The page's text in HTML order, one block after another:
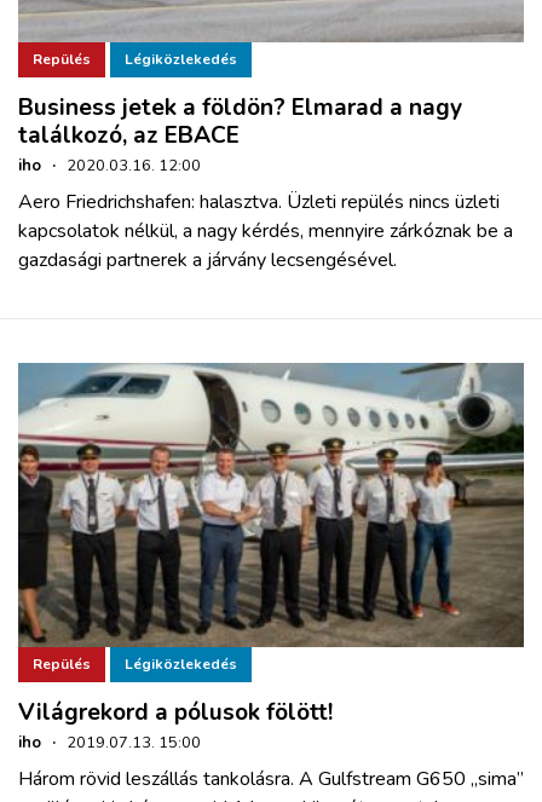
Repülés Légiközlekedés
Business jetek a földön? Elmarad a nagy
találkozó, az EBACE
iho · 2020.03.16. 12:00
Aero Friedrichshafen: halasztva. Üzleti repülés nincs üzleti
kapcsolatok nélkül, a nagy kérdés, mennyire zárkóznak be a
gazdasági partnerek a járvány lecsengésével.
Repülés Légiközlekedés
Világrekord a pólusok fölött!
iho · 2019.07.13. 15:00
Három rövid leszállás tankolásra. A Gulfstream G650 „sima”